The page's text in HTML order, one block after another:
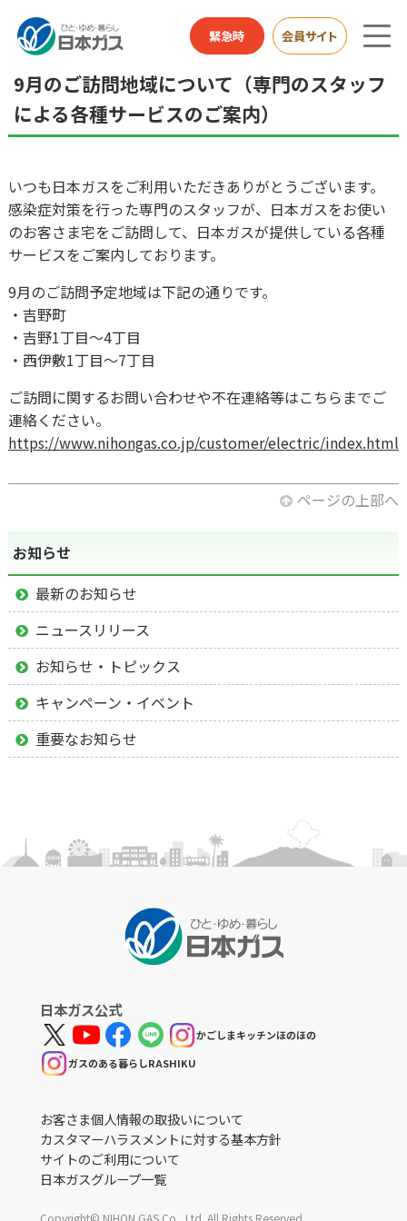
緊急時 会員サイト
総合HOME お知らせ
9月のご訪問地域について（専門のスタッフによる各種サービ
スのご案内）
9月のご訪問地域について（専門のスタッフ
による各種サービスのご案内）
いつも日本ガスをご利用いただきありがとうございます。
感染症対策を行った専門のスタッフが、日本ガスをお使い
のお客さま宅をご訪問して、日本ガスが提供している各種
サービスをご案内しております。
9月のご訪問予定地域は下記の通りです。
・吉野町
・吉野1丁目～4丁目
・西伊敷1丁目～7丁目
ご訪問に関するお問い合わせや不在連絡等はこちらまでご
連絡ください。
https://www.nihongas.co.jp/customer/electric/index.html
ページの上部へ
お知らせ
最新のお知らせ
ニュースリリース
お知らせ・トピックス
キャンペーン・イベント
重要なお知らせ
日本ガス公式
かごしまキッチンほのほの
ガスのある暮らしRASHIKU
お客さま個人情報の取扱いについて
カスタマーハラスメントに対する基本方針
サイトのご利用について
日本ガスグループ一覧